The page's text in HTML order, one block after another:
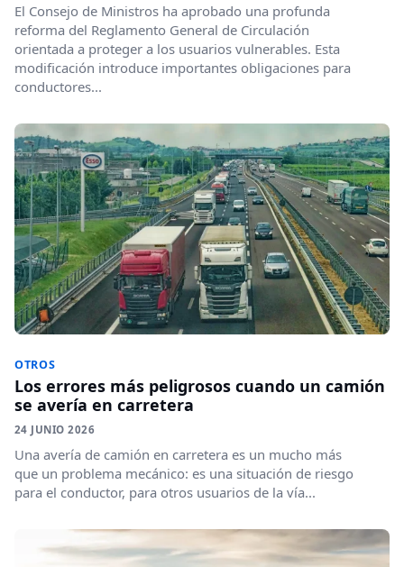
El Consejo de Ministros ha aprobado una profunda
reforma del Reglamento General de Circulación
orientada a proteger a los usuarios vulnerables. Esta
modificación introduce importantes obligaciones para
conductores...
OTROS
Los errores más peligrosos cuando un camión
se avería en carretera
24 JUNIO 2026
Una avería de camión en carretera es un mucho más
que un problema mecánico: es una situación de riesgo
para el conductor, para otros usuarios de la vía...